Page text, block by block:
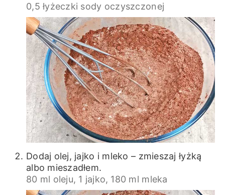
0,5 łyżeczki sody oczyszczonej
Dodaj olej, jajko i mleko – zmieszaj łyżką
albo mieszadłem.
80 ml oleju, 1 jajko, 180 ml mleka